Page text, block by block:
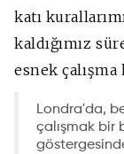
katı
kaldığımız
esnek
Londra'da,
çalışmak bir